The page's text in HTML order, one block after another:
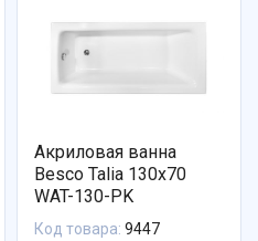
Акриловая ванна
Besco Talia 130x70
WAT-130-PK
Код товара: 9447